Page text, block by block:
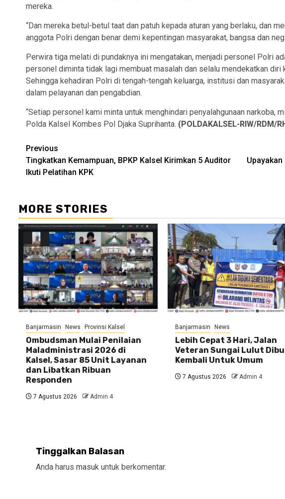
mereka.
“Dan mereka betul-betul taat dan patuh kepada aturan yang berlaku, dan
anggota Polri dengan benar demi kepentingan masyarakat, bangsa dan
Perwira tiga melati di pundaknya ini mengatakan, menjadi personel Polri
personel diminta tidak lagi membuat masalah dan selalu mendekatkan diri
Sehingga kehadiran Polri di tengah-tengah keluarga, institusi dan
dalam pelayanan dan pengabdian.
“Setiap personel kami minta untuk menghindari penyalahgunaan narkoba,
Polda Kalsel Kombes Pol Djaka Suprihanta. (POLDAKALSEL-RIW/RDM/
Continue
Reading
Previous
Tingkatkan Kemampuan, BPKP Kalsel Kirimkan 5 Auditor
Ikuti Pelatihan KPK
MORE STORIES
Banjarmasin News Provinsi Kalsel
Ombudsman Mulai Penilaian
Maladministrasi 2026 di
Kalsel, Sasar 85 Unit Layanan
dan Libatkan Ribuan
Responden
7 Agustus 2026 Admin 4
Banjarmasin News
Lebih Cepat 3 Hari, Jalan
Veteran Sungai Lulut
Kembali Untuk Umum
7 Agustus 2026 Admin 4
Tinggalkan Balasan
Anda harus masuk untuk berkomentar.